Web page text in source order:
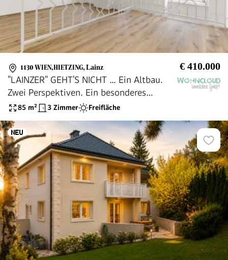
1130 WIEN,HIETZING, Lainz € 410.000
"LAINZER" GEHT'S NICHT ... Ein Altbau.
Zwei Perspektiven. Ein besonderes
Zuhause.
85 m² 3 Zimmer Freifläche